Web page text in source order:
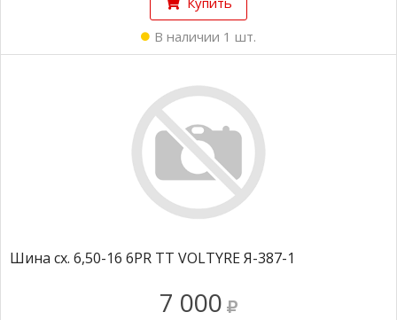
В наличии 1 шт.
Шина сх. 6,50-16 6PR TT VOLTYRE Я-387-1
7 000